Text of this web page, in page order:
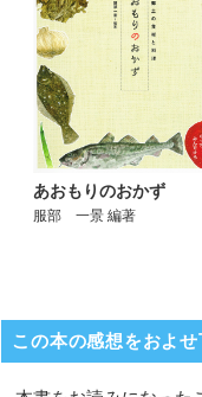
あおもりのおかず
服部 一景 編著
この本の感想をおよせ